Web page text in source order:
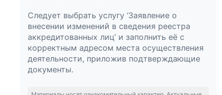
Следует выбрать услугу ‘Заявление о
внесении изменений в сведения реестра
аккредитованных лиц’ и заполнить её с
корректным адресом места осуществления
деятельности, приложив подтверждающие
документы.